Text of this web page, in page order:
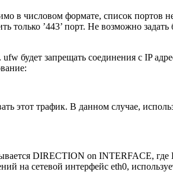
в числовом формате, список портов
’443’ порт. Не возможно задать
будет запрещать соединения с IP
этот трафик. В данном случае,
DIRECTION on INTERFACE,
на сетевой интерфейс eth0,